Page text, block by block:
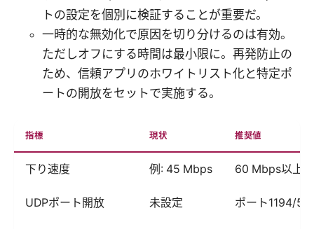
トの設定を個別に検証することが重要だ。
一時的な無効化で原因を切り分けるのは有効。
ただしオフにする時間は最小限に。再発防止の
ため、信頼アプリのホワイトリスト化と特定ポ
ートの開放をセットで実施する。
指標 現状 推奨値
下り速度 例: 45 Mbps 60 Mbps以上
UDPポート開放 未設定 ポート1194/